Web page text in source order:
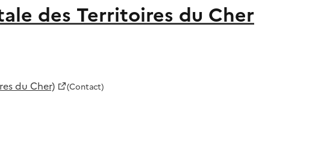
des Territoires du Cher
du Cher)
(Contact)